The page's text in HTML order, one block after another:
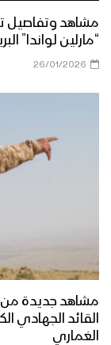
مشاهد وتفاصيل
“مارلين لواندا”
26/01/2026
مشاهد جديدة من
القائد الجهادي
الغماري